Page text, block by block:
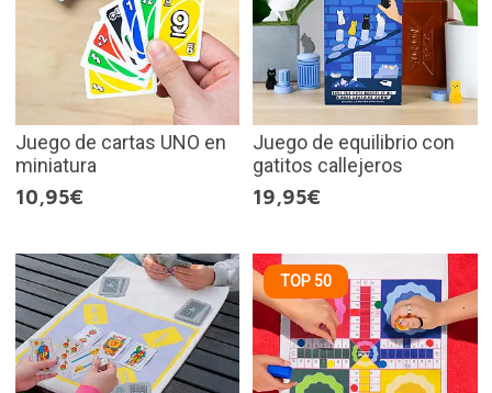
Juego de cartas UNO en
miniatura
10,95€
Juego de equilibrio con
gatitos callejeros
19,95€
TOP 50